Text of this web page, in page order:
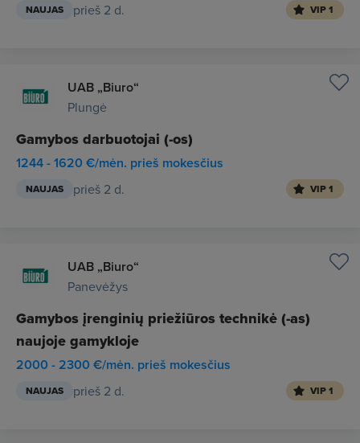
NAUJAS prieš 2 d. VIP 1
UAB „Biuro“
Plungė
Gamybos darbuotojai (-os)
1244 - 1620 €/mėn. prieš mokesčius
NAUJAS prieš 2 d. VIP 1
UAB „Biuro“
Panevėžys
Gamybos įrenginių priežiūros technikė (-as)
naujoje gamykloje
2000 - 2300 €/mėn. prieš mokesčius
NAUJAS prieš 2 d. VIP 1